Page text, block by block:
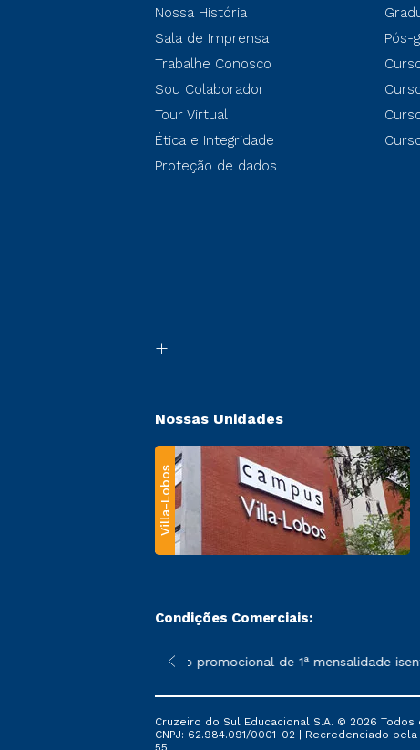
Nossa História
Sala de Imprensa
Trabalhe Conosco
Sou Colaborador
Tour Virtual
Ética e Integridade
Proteção de dados
Pós-
Nossas Unidades
Villa-Lobos
Condições Comerciais:
sofrer alterações nos períodos de rematrícula conforme
*A condição promocional de 1ª mensalidade
Cruzeiro do Sul Educacional S.A. © 2026
CNPJ: 62.984.091/0001-02 | Recredenciado
55